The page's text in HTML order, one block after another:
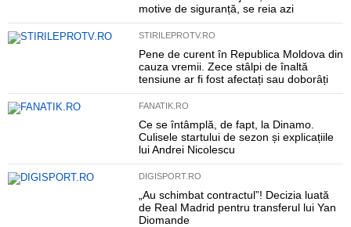
motive de siguranță, se reia azi
STIRILEPROTV.RO
Pene de curent în Republica Moldova din
cauza vremii. Zece stâlpi de înaltă
tensiune ar fi fost afectați sau doborâți
FANATIK.RO
Ce se întâmplă, de fapt, la Dinamo.
Culisele startului de sezon și explicațiile
lui Andrei Nicolescu
DIGISPORT.RO
„Au schimbat contractul”! Decizia luată
de Real Madrid pentru transferul lui Yan
Diomande